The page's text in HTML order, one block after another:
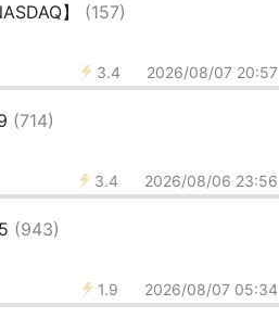
】 (157)
3.4 2026/08/07 20:57
(714)
3.4 2026/08/06 23:56
(943)
1.9 2026/08/07 05:34